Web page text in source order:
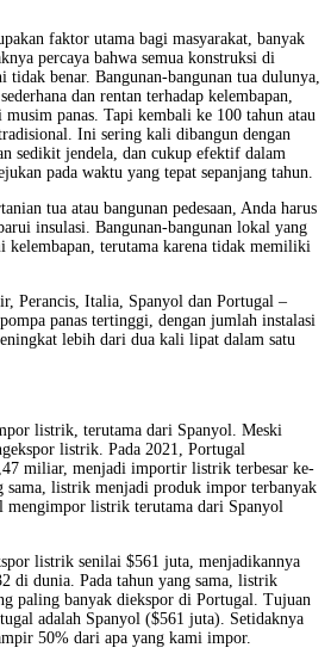
faktor utama bagi masyarakat, banyak
percaya bahwa semua konstruksi di
benar. Bangunan-bangunan tua dulunya,
dan rentan terhadap kelembapan,
panas. Tapi kembali ke 100 tahun atau
Ini sering kali dibangun dengan
sedikit jendela, dan cukup efektif dalam
pada waktu yang tepat sepanjang tahun.
tua atau bangunan pedesaan, Anda harus
insulasi. Bangunan-bangunan lokal yang
kelembapan, terutama karena tidak memiliki
Perancis, Italia, Spanyol dan Portugal –
panas tertinggi, dengan jumlah instalasi
lebih dari dua kali lipat dalam satu
listrik, terutama dari Spanyol. Meski
listrik. Pada 2021, Portugal
miliar, menjadi importir listrik terbesar ke-
sama, listrik menjadi produk impor terbanyak
mengimpor listrik terutama dari Spanyol
listrik senilai $561 juta, menjadikannya
di dunia. Pada tahun yang sama, listrik
paling banyak diekspor di Portugal. Tujuan
adalah Spanyol ($561 juta). Setidaknya
50% dari apa yang kami impor.